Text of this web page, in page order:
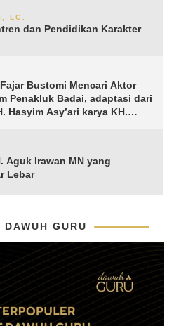
LC.
dan Pendidikan Karakter
Bustomi Mencari Aktor
Penakluk Badai, adaptasi dari
Hasyim Asy’ari karya KH.
Aguk Irawan MN yang
Lebar
GURU